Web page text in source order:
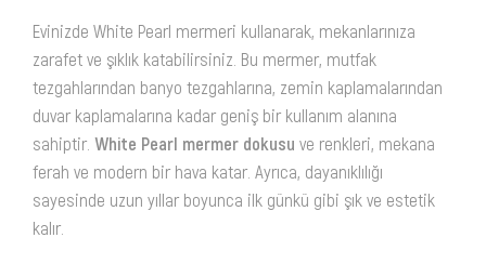
Evinizde White Pearl mermeri kullanarak, mekanlarınıza
zarafet ve şıklık katabilirsiniz. Bu mermer, mutfak
tezgahlarından banyo tezgahlarına, zemin kaplamalarından
duvar kaplamalarına kadar geniş bir kullanım alanına
sahiptir. White Pearl mermer dokusu ve renkleri, mekana
ferah ve modern bir hava katar. Ayrıca, dayanıklılığı
sayesinde uzun yıllar boyunca ilk günkü gibi şık ve estetik
kalır.